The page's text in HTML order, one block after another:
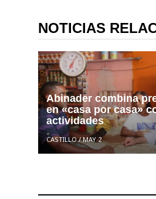
NOTICIAS
Abinader combina
en «casa por casa»
actividades
CASTILLO/MAY 2